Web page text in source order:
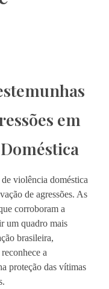
em
de violência doméstica
de agressões. As
corroboram a
um quadro mais
brasileira,
a
proteção das vítimas